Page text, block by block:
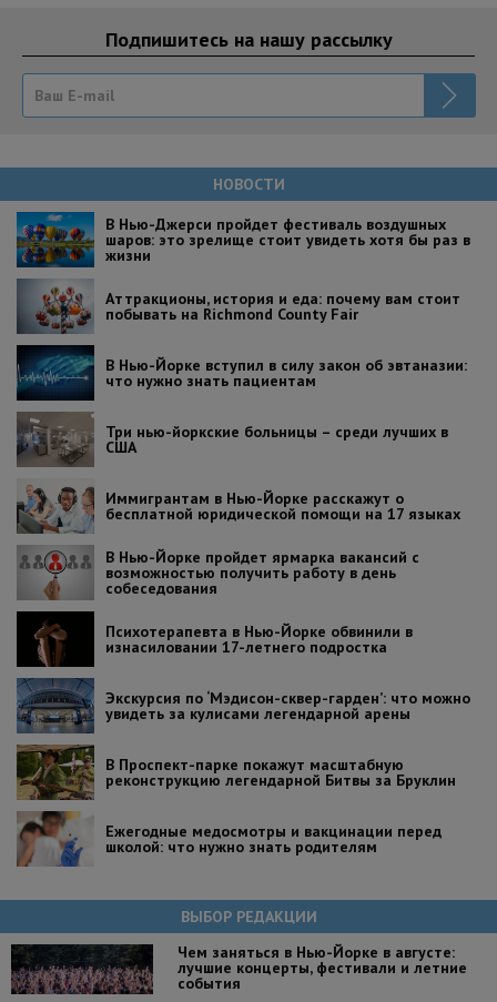
Подпишитесь на нашу рассылку
НОВОСТИ
В Нью-Джерси пройдет фестиваль воздушных
шаров: это зрелище стоит увидеть хотя бы раз в
жизни
Аттракционы, история и еда: почему вам стоит
побывать на Richmond County Fair
В Нью-Йорке вступил в силу закон об эвтаназии:
что нужно знать пациентам
Три нью-йоркские больницы – среди лучших в
США
Иммигрантам в Нью-Йорке расскажут о
бесплатной юридической помощи на 17 языках
В Нью-Йорке пройдет ярмарка вакансий с
возможностью получить работу в день
собеседования
Психотерапевта в Нью-Йорке обвинили в
изнасиловании 17-летнего подростка
Экскурсия по ‘Мэдисон-сквер-гарден’: что можно
увидеть за кулисами легендарной арены
В Проспект-парке покажут масштабную
реконструкцию легендарной Битвы за Бруклин
Ежегодные медосмотры и вакцинации перед
школой: что нужно знать родителям
ВЫБОР РЕДАКЦИИ
Чем заняться в Нью-Йорке в августе:
лучшие концерты, фестивали и летние
события